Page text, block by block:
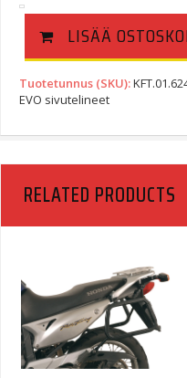
LISÄÄ
Tuotetunnus (SKU):
EVO sivutelineet
RELATED PRODUCTS